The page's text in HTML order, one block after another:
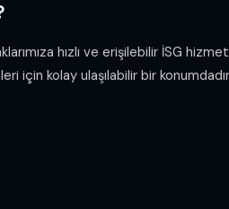
hızlı ve erişilebilir İSG
için kolay ulaşılabilir bir